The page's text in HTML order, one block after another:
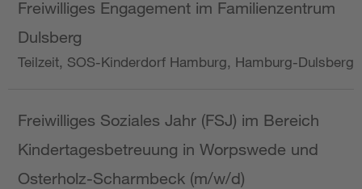
Freiwilliges Engagement im Familienzentrum
Dulsberg
Teilzeit, SOS-Kinderdorf Hamburg, Hamburg-Dulsberg
Freiwilliges Soziales Jahr (FSJ) im Bereich
Kindertagesbetreuung in Worpswede und
Osterholz-Scharmbeck (m/w/d)